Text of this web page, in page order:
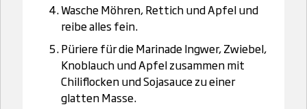
Wasche Möhren, Rettich und Apfel und
reibe alles fein.
Püriere für die Marinade Ingwer, Zwiebel,
Knoblauch und Apfel zusammen mit
Chiliflocken und Sojasauce zu einer
glatten Masse.